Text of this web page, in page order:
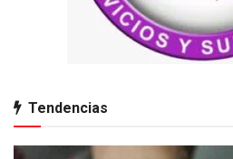
Tendencias